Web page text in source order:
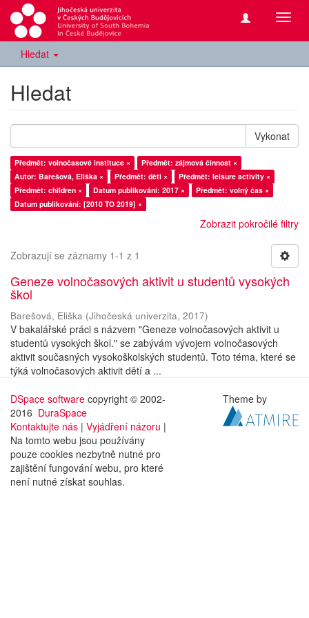
Hledat
Hledat
Vykonat
Předmět: volnočasové instituce ×
Předmět: zájmová činnost ×
Autor: Barešová, Eliška ×
Předmět: děti ×
Předmět: leisure activity ×
Předmět: children ×
Datum publikování: 2017 ×
Předmět: volný čas ×
Datum publikování: [2010 TO 2019] ×
Zobrazit pokročilé filtry
Zobrazují se záznamy 1-1 z 1
Geneze volnočasových aktivit u studentů vysokých
škol
Barešová, Eliška (Jihočeská univerzita, 2017)
V bakalářské práci s názvem "Geneze volnočasových aktivit u
studentů vysokých škol." se zabývám vývojem volnočasových
aktivit současných vysokoškolských studentů. Toto téma, které se
týká volnočasových aktivit dětí a ...
DSpace software copyright © 2002-
2016 DuraSpace
Kontaktujte nás | Vyjádření názoru |
Na tomto webu jsou používány
pouze cookies nezbytně nutné pro
zajištění fungování webu, pro které
není nutné získat souhlas.
Theme by